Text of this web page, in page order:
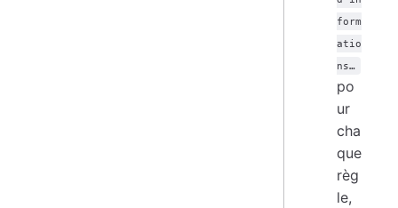
form
atio
ns…
po
ur
cha
que
règ
le,